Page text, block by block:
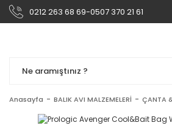
0212 263 68 69-0507 370 21 61
Anasayfa BALIK AVI MALZEMELERİ ÇANTA